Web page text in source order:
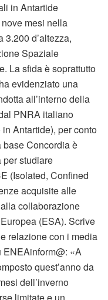
in Antartide
mesi nella
d’altezza,
Spaziale
La sfida è soprattutto
evidenziato una
all’interno della
PNRA italiano
Antartide), per conto
Concordia è
per studiare
(Isolated, Confined
acquisite alle
collaborazione
(ESA). Scrive
relazione con i media
ENEAinform@: «A
quest’anno da
dell’inverno